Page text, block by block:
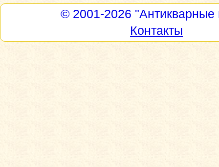
© 2001-2026 "Антикварные
Контакты